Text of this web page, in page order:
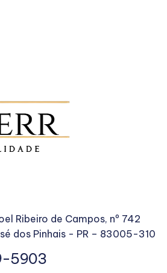
Ribeiro de Campos, nº 742
dos Pinhais - PR – 83005-310
5903